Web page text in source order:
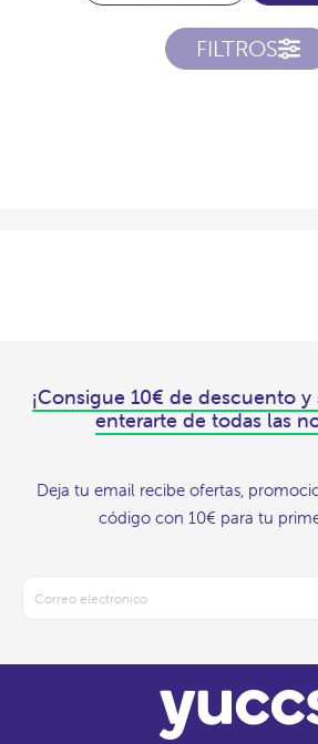
FILTROS
¡Consigue 10€ de descuento
enterarte de todas las
Deja tu email recibe ofertas,
código con 10€ para tu